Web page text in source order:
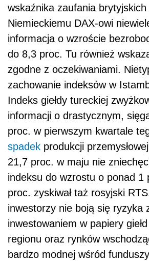
wskaźnika zaufania
Niemieckiemu DAX-owi
informacja o wzroście
do 8,3 proc. Tu również
zgodne z oczekiwaniami.
zachowanie indeksów w
Indeks giełdy tureckiej
informacji o drastycznym,
proc. w pierwszym kwartale
spadek produkcji
21,7 proc. w maju nie
indeksu do wzrostu o ponad 1
proc. zyskiwał taż rosyjski
inwestorzy nie boją się ryzyka
inwestowaniem w papiery
regionu oraz rynków
bardzo modnej wśród